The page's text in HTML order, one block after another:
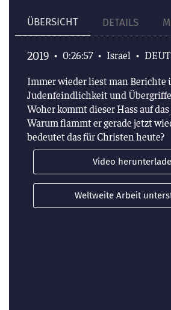
ÜBERSICHT DETAILS
2019 • 0:26:57 • Israel •
Immer wieder liest man Berichte
Judenfeindlichkeit und
Woher kommt dieser Hass auf
Warum flammt er gerade jetzt
bedeutet das für Christen heute?
Video
Weltweite Arbeit